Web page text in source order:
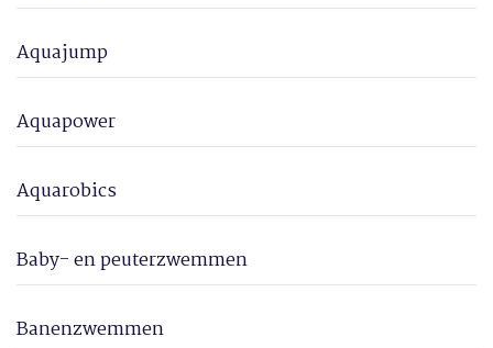
Aquajump
Aquapower
Aquarobics
Baby- en peuterzwemmen
Banenzwemmen